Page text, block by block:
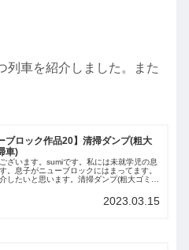
列車を紹介しました。また
ブロック作品20】清掃ダンプ(粗大
車)
ざいます。sumiです。私には未就学児の息
。息子がニューブロックにはまってます。
したいと思います。清掃ダンプ(粗大ゴミ清
た清掃ダンプ(粗大ゴミ清掃車)を...2023.03.15